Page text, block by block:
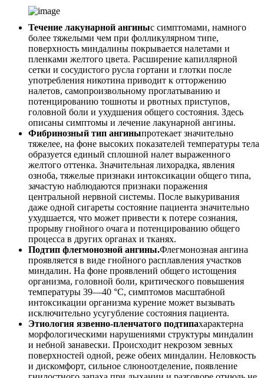
Течение лакунарной ангиныс симптомами, намного
более тяжелыми чем при фолликулярном типе,
поверхность миндалины покрывается налетами и
пленками желтого цвета. Расширение капиллярной
сетки и сосудистого русла гортани и глотки после
употребления никотина приводит к отторжению
налетов, самопроизвольному проглатыванию и
потенцированию тошноты и рвотных приступов,
головной боли и ухудшения общего состояния. Здесь
описаны симптомы и лечение лакунарной ангины.
Фибринозный тип ангиныпротекает значительно
тяжелее, на фоне высоких показателей температуры тела
образуется единый сплошной налет выраженного
желтого оттенка. Значительная лихорадка, явления
озноба, тяжелые признаки интоксикации общего типа,
зачастую наблюдаются признаки поражения
центральной нервной системы. После выкуривания
даже одной сигареты состояние пациента значительно
ухудшается, что может привести к потере сознания,
прорыву гнойного очага и потенцированию общего
процесса в других органах и тканях.
Подтип флегмонозной ангины.Флегмонозная ангина
проявляется в виде гнойного расплавления участков
миндалин. На фоне проявлений общего истощения
организма, головной боли, критического повышения
температуры 39—40 °C, симптомов масштабной
интоксикации организма курение может вызывать
исключительно усугубление состояния пациента.
Этиология язвенно-пленчатого подтипахарактерна
морфологическими нарушениями структуры миндалин
и небной занавески. Происходит некрозом зевных
поверхностей одной, реже обеих миндалин. Неловкость
и дискомфорт, сильное слюноотделение, появление